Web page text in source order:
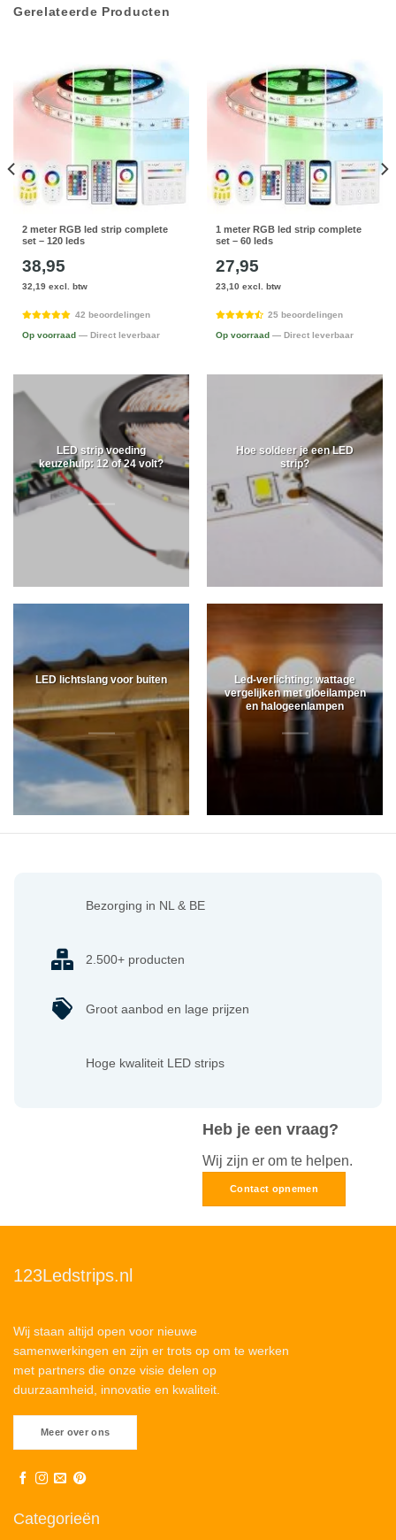
Gerelateerde Producten
2 meter RGB led strip complete
set – 120 leds
38,95
32,19 excl. btw
42 beoordelingen
Op voorraad — Direct leverbaar
1 meter RGB led strip complete
set – 60 leds
27,95
23,10 excl. btw
25 beoordelingen
Op voorraad — Direct leverbaar
LED strip voeding
keuzehulp: 12 of 24 volt?
Hoe soldeer je een LED
strip?
LED lichtslang voor buiten
Led-verlichting: wattage
vergelijken met gloeilampen
en halogeenlampen
Heb je een vraag?
Wij zijn er om te helpen.
Contact opnemen
Bezorging in NL & BE
2.500+ producten
Groot aanbod en lage prijzen
Hoge kwaliteit LED strips
123Ledstrips.nl
Wij staan altijd open voor nieuwe
samenwerkingen en zijn er trots op om te werken
met partners die onze visie delen op
duurzaamheid, innovatie en kwaliteit.
Meer over ons
Categorieën